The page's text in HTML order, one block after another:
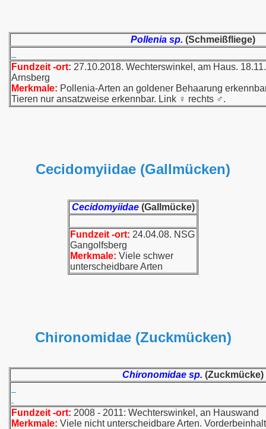
Pollenia sp. (Schmeißfliege)
Fundzeit -ort: 27.10.2018. Wechterswinkel, am Haus.
Arnsberg
Merkmale: Pollenia-Arten an goldener Behaarung
Tieren nur ansatzweise erkennbar. Link ♀ rechts ♂.
Cecidomyiidae (Gallmücken)
Cecidomyiidae (Gallmücke)
Fundzeit -ort: 24.04.08. NSG
Gangolfsberg
Merkmale: Viele schwer
unterscheidbare Arten
Chironomidae (Zuckmücken)
Chironomidae sp. (Zuckmücke)
Fundzeit -ort: 2008 - 2011: Wechterswinkel, an Hauswand
Merkmale: Viele nicht unterscheidbare Arten.